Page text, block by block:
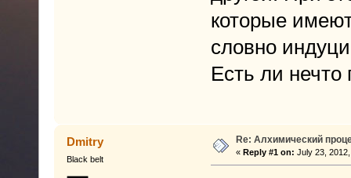
которые
словно
Есть ли нечто
Dmitry
Black belt
Re: Алхимический
« Reply #1 on: July 23,